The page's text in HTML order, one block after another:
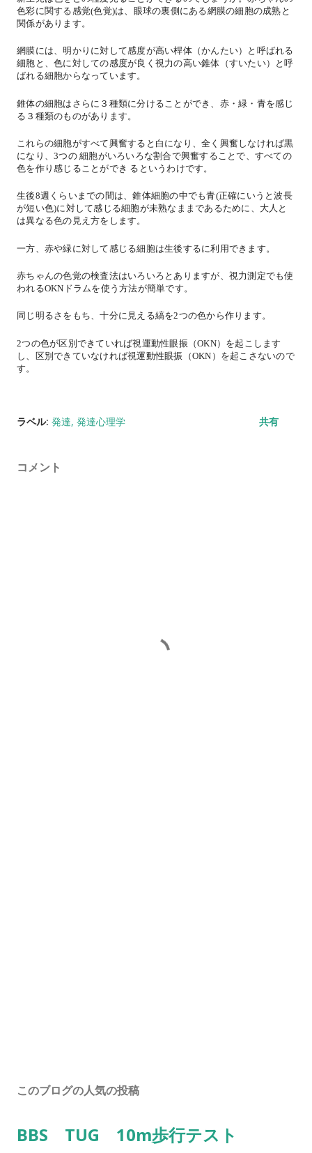
色彩に関する感覚(色覚)は、眼球の裏側にある網膜の細胞の成熟と
関係があります。
網膜には、明かりに対して感度が高い桿体（かんたい）と呼ばれる
細胞と、色に対しての感度が良く視力の高い錐体（すいたい）と呼
ばれる細胞からなっています。
錐体の細胞はさらに３種類に分けることができ、赤・緑・青を感じ
る３種類のものがあります。
これらの細胞がすべて興奮すると白になり、全く興奮しなければ黒
になり、3つの 細胞がいろいろな割合で興奮することで、すべての
色を作り感じることができ るというわけです。
生後8週くらいまでの間は、錐体細胞の中でも青(正確にいうと波長
が短い色)に対して感じる細胞が未熟なままであるために、大人と
は異なる色の見え方をします。
一方、赤や緑に対して感じる細胞は生後するに利用できます。
赤ちゃんの色覚の検査法はいろいろとありますが、視力測定でも使
われるOKNドラムを使う方法が簡単です。
同じ明るさをもち、十分に見える縞を2つの色から作ります。
2つの色が区別できていれば視運動性眼振（OKN）を起こします
し、区別できていなければ視運動性眼振（OKN）を起こさないので
す。
ラベル: 発達 発達心理学 共有
コメント
このブログの人気の投稿
BBS TUG 10m歩行テスト